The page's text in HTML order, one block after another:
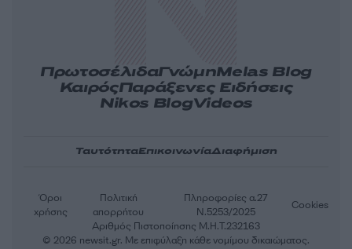
ΠρωτοσέλιδαΓνώμηMelas Blog
ΚαιρόςΠαράξενες Ειδήσεις
Nikos BlogVideos
ΤαυτότηταΕπικοινωνίαΔιαφήμιση
Αριθμός Πιστοποίησης Μ.Η.Τ.232163
Όροι
χρήσης
Πολιτική
απορρήτου
Πληροφορίες α.27
Ν.5253/2025
Cookies
© 2026 newsit.gr. Με επιφύλαξη κάθε νομίμου δικαιώματος.